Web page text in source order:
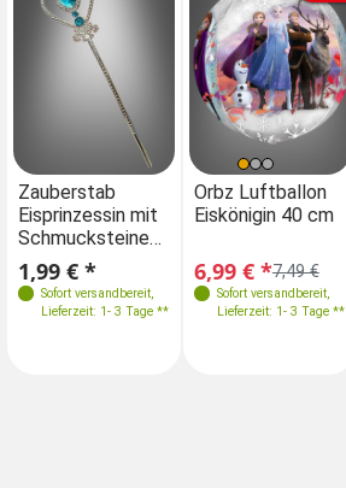
Zauberstab
Eisprinzessin mit
Schmucksteinen
32 cm
1,99 € *
Sofort versandbereit,
Lieferzeit: 1- 3 Tage **
Orbz Luftballon
Eiskönigin 40 cm
7,49 €
6,99 € *
Sofort versandbereit,
Lieferzeit: 1- 3 Tage **